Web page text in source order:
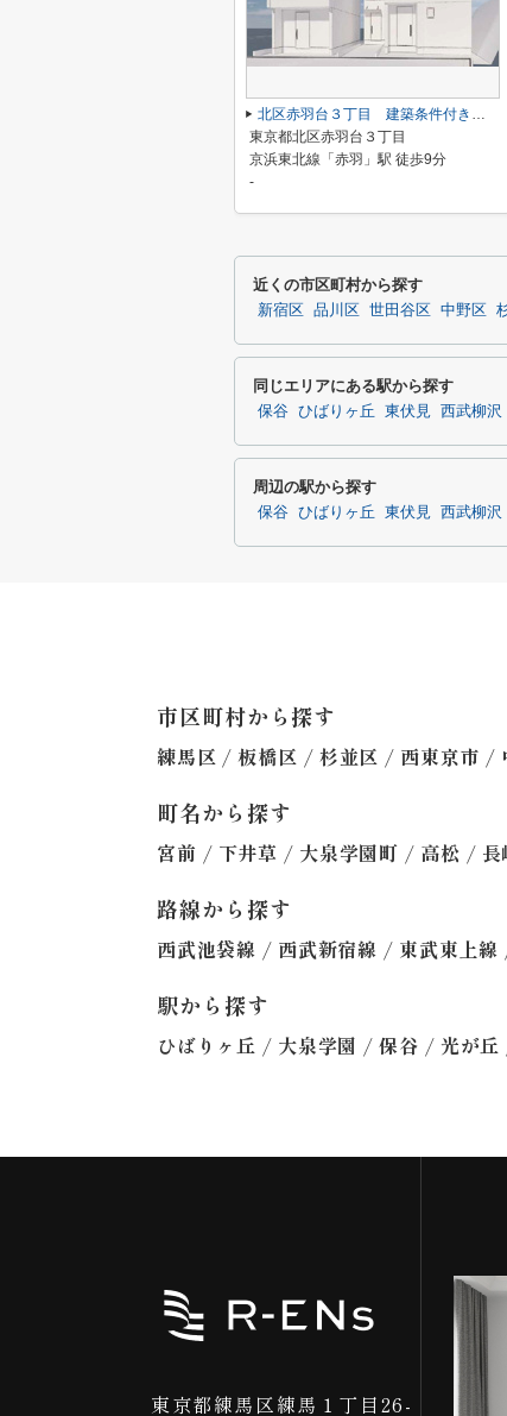
北区赤羽台３丁目 建築条件付き売地 Ａ区画
東京都北区赤羽台３丁目
京浜東北線「赤羽」駅 徒歩9分
-
近くの市区町村から探す
新宿区 品川区 世田谷区 中野区
同じエリアにある駅から探す
保谷 ひばりヶ丘 東伏見 西武柳沢
周辺の駅から探す
保谷 ひばりヶ丘 東伏見 西武柳沢
市区町村から探す
練馬区 / 板橋区 / 杉並区 / 西東京市 /
町名から探す
宮前 / 下井草 / 大泉学園町 / 高松 / 長
路線から探す
西武池袋線 / 西武新宿線 / 東武東上線
駅から探す
ひばりヶ丘 / 大泉学園 / 保谷 / 光が丘
東京都練馬区練馬１丁目26-